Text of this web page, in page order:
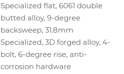
Specialized flat, 6061 double
butted alloy, 9-degree
backsweep, 31.8mm
Specialized, 3D forged alloy, 4-
bolt, 6-degree rise, anti-
corrosion hardware